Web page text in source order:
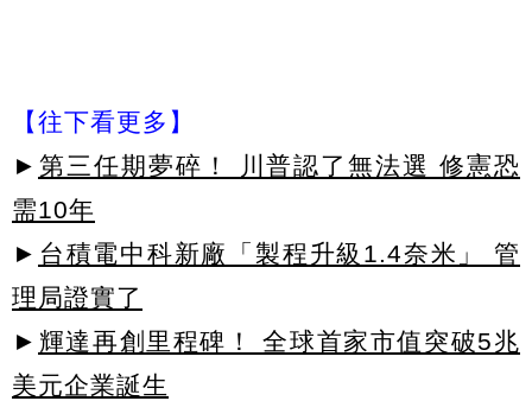
【往下看更多】
► 第三任期夢碎！ 川普認了無法選 修憲恐
需10年
► 台積電中科新廠「製程升級1.4奈米」 管
理局證實了
► 輝達再創里程碑！ 全球首家市值突破5兆
美元企業誕生